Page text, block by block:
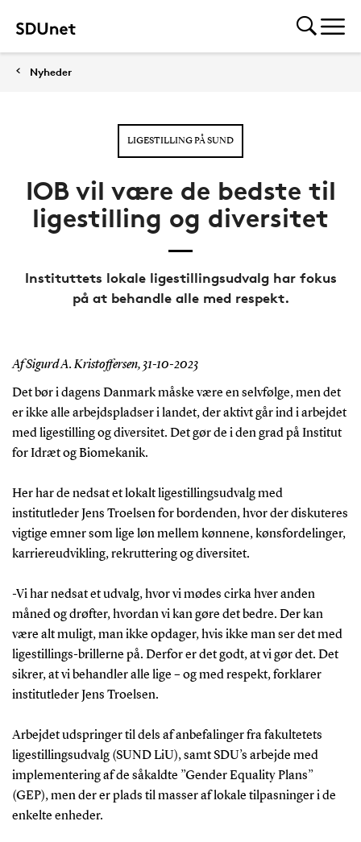
Nyheder
LIGESTILLING PÅ SUND
IOB vil være de bedste til
ligestilling og diversitet
Instituttets lokale ligestillingsudvalg har fokus
på at behandle alle med respekt.
Af Sigurd A. Kristoffersen, 31-10-2023
Det bør i dagens Danmark måske være en selvfølge, men det
er ikke alle arbejdspladser i landet, der aktivt går ind i arbejdet
med ligestilling og diversitet. Det gør de i den grad på Institut
for Idræt og Biomekanik.
Her har de nedsat et lokalt ligestillingsudvalg med
institutleder Jens Troelsen for bordenden, hvor der diskuteres
vigtige emner som lige løn mellem kønnene, kønsfordelinger,
karriereudvikling, rekruttering og diversitet.
-Vi har nedsat et udvalg, hvor vi mødes cirka hver anden
måned og drøfter, hvordan vi kan gøre det bedre. Der kan
være alt muligt, man ikke opdager, hvis ikke man ser det med
ligestillings-brillerne på. Derfor er det godt, at vi gør det. Det
sikrer, at vi behandler alle lige – og med respekt, forklarer
institutleder Jens Troelsen.
Arbejdet udspringer til dels af anbefalinger fra fakultetets
ligestillingsudvalg (SUND LiU), samt SDU’s arbejde med
implementering af de såkaldte ”Gender Equality Plans”
(GEP), men der er plads til masser af lokale tilpasninger i de
enkelte enheder.